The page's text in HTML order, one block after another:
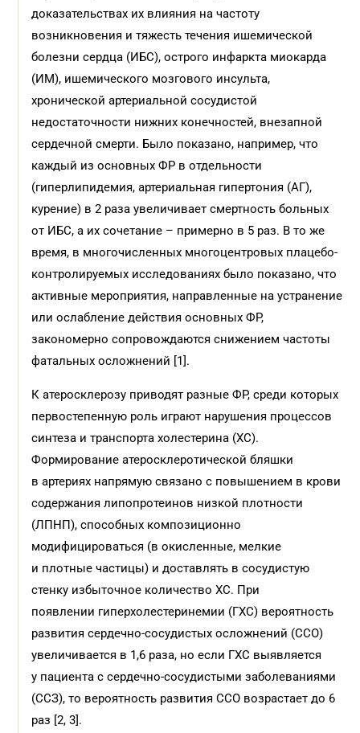
доказательствах их влияния на частоту
возникновения и тяжесть течения ишемической
болезни сердца (ИБС), острого инфаркта миокарда
(ИМ), ишемического мозгового инсульта,
хронической артериальной сосудистой
недостаточности нижних конечностей, внезапной
сердечной смерти. Было показано, например, что
каждый из основных ФР в отдельности
(гиперлипидемия, артериальная гипертония (АГ),
курение) в 2 раза увеличивает смертность больных
от ИБС, а их сочетание – примерно в 5 раз. В то же
время, в многочисленных многоцентровых плацебо-
контролируемых исследованиях было показано, что
активные мероприятия, направленные на устранение
или ослабление действия основных ФР,
закономерно сопровождаются снижением частоты
фатальных осложнений [1].
К атеросклерозу приводят разные ФР, среди которых
первостепенную роль играют нарушения процессов
синтеза и транспорта холестерина (ХС).
Формирование атеросклеротической бляшки
в артериях напрямую связано с повышением в крови
содержания липопротеинов низкой плотности
(ЛПНП), способных композиционно
модифицироваться (в окисленные, мелкие
и плотные частицы) и доставлять в сосудистую
стенку избыточное количество ХС. При
появлении гиперхолестеринемии (ГХС) вероятность
развития сердечно-сосудистых осложнений (ССО)
увеличивается в 1,6 раза, но если ГХС выявляется
у пациента с сердечно-сосудистыми заболеваниями
(ССЗ), то вероятность развития ССО возрастает до 6
раз [2, 3].